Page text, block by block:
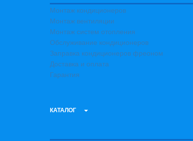
Монтаж кондиционеров
Монтаж вентиляции
Монтаж систем отопления
Обслуживание кондиционеров
Заправка кондиционеров фреоном
Доставка и оплата
Гарантия
КАТАЛОГ